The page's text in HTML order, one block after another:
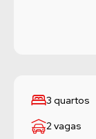
3 quartos
2 vagas